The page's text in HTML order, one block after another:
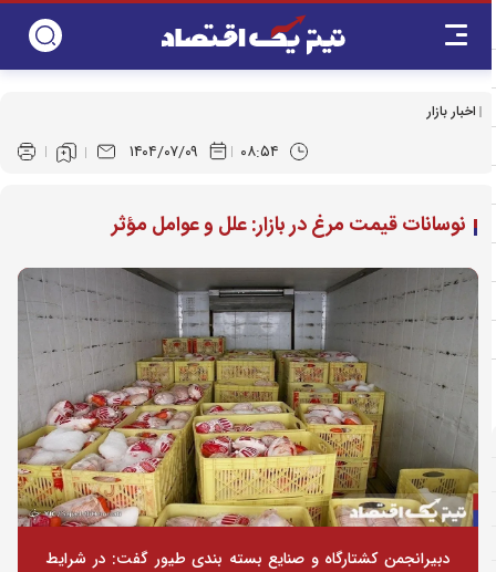
اخبار بازار
۱۴۰۴/۰۷/۰۹ ۰۸:۵۴
نوسانات قیمت مرغ در بازار: علل و عوامل مؤثر
دبیرانجمن کشتارگاه و صنایع بسته بندی طیور گفت: در شرایط